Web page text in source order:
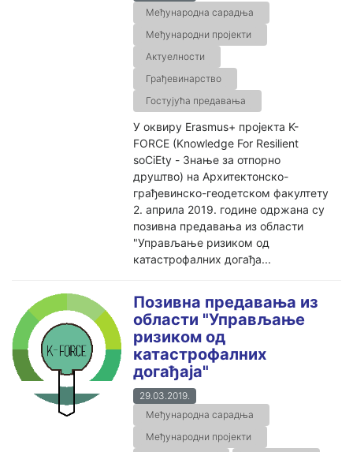
Међународна сарадња
Међународни пројекти
Актуелности
Грађевинарство
Гостујућа предавања
У оквиру Erasmus+ пројекта K-
FORCE (Knowledge For Resilient
soCiEty - Знање за отпорно
друштво) на Архитектонско-
грађевинско-геодетском факултету
2. априла 2019. године одржана су
позивна предавања из области
"Управљање ризиком од
катастрофалних догађа...
Позивна предавања из
области "Управљање
ризиком од
катастрофалних
догађаја"
29.03.2019.
Међународна сарадња
Међународни пројекти